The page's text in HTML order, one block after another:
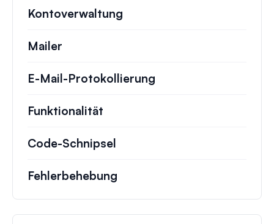
Kontoverwaltung
Mailer
E-Mail-Protokollierung
Funktionalität
Code-Schnipsel
Fehlerbehebung